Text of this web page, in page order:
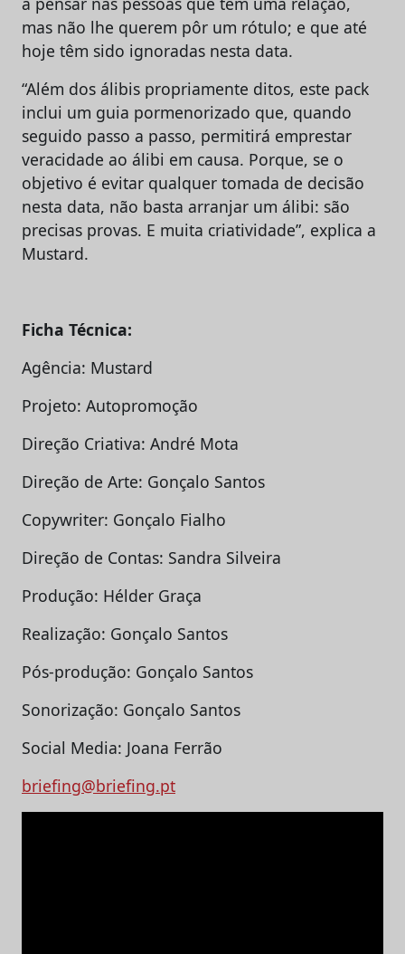
mas não lhe querem pôr um rótulo; e que até
hoje têm sido ignoradas nesta data.
“Além dos álibis propriamente ditos, este pack
inclui um guia pormenorizado que, quando
seguido passo a passo, permitirá emprestar
veracidade ao álibi em causa. Porque, se o
objetivo é evitar qualquer tomada de decisão
nesta data, não basta arranjar um álibi: são
precisas provas. E muita criatividade”, explica a
Mustard.
Ficha Técnica:
Agência: Mustard
Projeto: Autopromoção
Direção Criativa: André Mota
Direção de Arte: Gonçalo Santos
Copywriter: Gonçalo Fialho
Direção de Contas: Sandra Silveira
Produção: Hélder Graça
Realização: Gonçalo Santos
Pós-produção: Gonçalo Santos
Sonorização: Gonçalo Santos
Social Media: Joana Ferrão
briefing@briefing.pt